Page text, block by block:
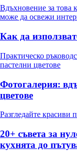
Вдъхновение за това
може да освежи
Как да
Практическо
пастелни цветове
Фотогалерия:
цветове
Разгледайте красиви
20+ съвета за
кухнята до